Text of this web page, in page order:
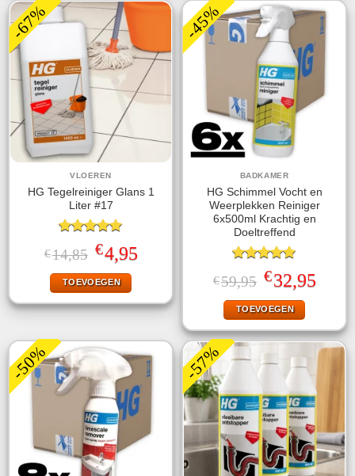
-67%
VLOEREN
HG Tegelreiniger Glans 1
Liter #17
Gewaardeerd
5.00uit 5
€14,85 Oorspronkelijke
prijs
was:
€14,85.
€4,95Huidige
prijs
TOEVOEGEN
-45%
BADKAMER
HG Schimmel Vocht en
Weerplekken Reiniger
6x500ml Krachtig en
Doeltreffend
Gewaardeerd
5.00uit 5
€59,95 Oorspronkelijke
prijs
was:
€59,95.
€32,95Huidige
prijs
TOEVOEGEN
-50% -57%